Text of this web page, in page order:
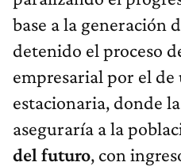
base a la generación
detenido el proceso
empresarial por el de
estacionaria, donde
aseguraría a la
del futuro, con